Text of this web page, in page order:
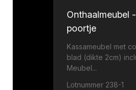
Onthaalmeubel
poortje
Kassameubel met
blad (dikte 2cm)
Meubel...
Lotnummer 238-1